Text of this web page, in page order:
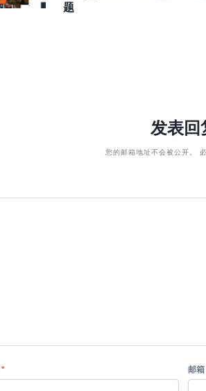
题
发表回
您的邮箱地址不会被公开。
* 邮箱